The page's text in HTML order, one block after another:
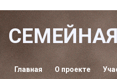
Главная О проекте